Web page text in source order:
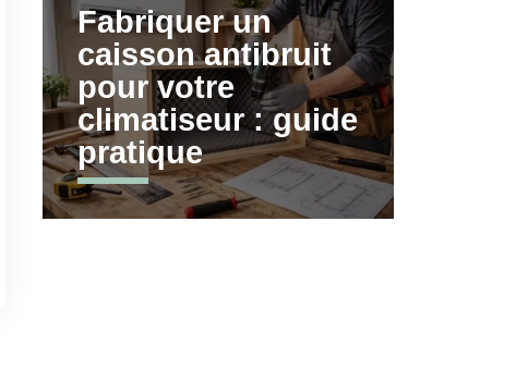
Fabriquer un
caisson antibruit
pour votre
climatiseur : guide
pratique